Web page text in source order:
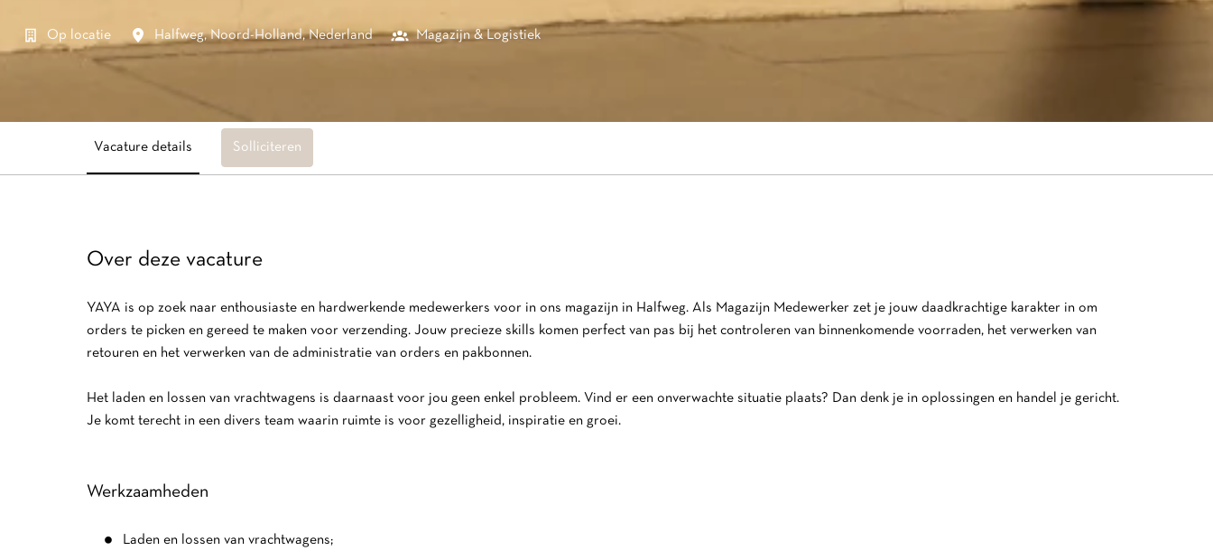
Op locatie Halfweg, Noord-Holland, Nederland Magazijn & Logistiek
Vacature details Solliciteren
Over deze vacature
YAYA is op zoek naar enthousiaste en hardwerkende medewerkers voor in ons magazijn in Halfweg. Als Magazijn Medewerker zet je jouw daadkrachtige karakter in om
orders te picken en gereed te maken voor verzending. Jouw precieze skills komen perfect van pas bij het controleren van binnenkomende voorraden, het verwerken van
retouren en het verwerken van de administratie van orders en pakbonnen.
Het laden en lossen van vrachtwagens is daarnaast voor jou geen enkel probleem. Vind er een onverwachte situatie plaats? Dan denk je in oplossingen en handel je gericht.
Je komt terecht in een divers team waarin ruimte is voor gezelligheid, inspiratie en groei.
Werkzaamheden
Laden en lossen van vrachtwagens;